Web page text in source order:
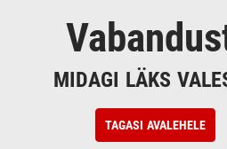
MIDAGI LÄKS
TAGASI AVALEHELE